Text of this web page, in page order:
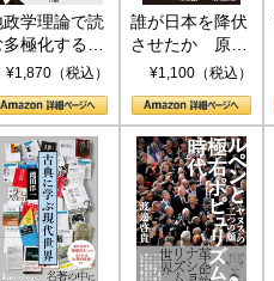
政学理論で読
多極化する世
トランプと
¥1,870（税込）
誰が日本を降伏
させたか 原爆
投下、ソ連参
(PHP新書)
¥1,100（税込）